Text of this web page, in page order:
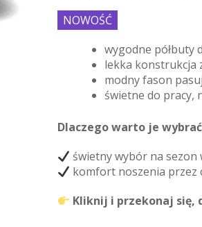
NOWOŚĆ
wygodne półbuty
lekka konstrukcja
modny fason
świetne do pracy,
Dlaczego warto je
świetny wybór na sezon
komfort noszenia przez
Kliknij i przekonaj się,